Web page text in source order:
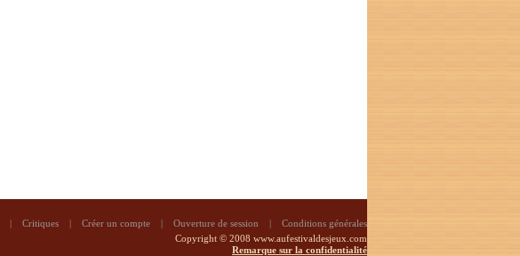
| Critiques | Créer un compte | Ouverture de session |
Conditions générales
Copyright © 2008 www.aufestivaldesjeux.com
Remarque sur la confidentialité